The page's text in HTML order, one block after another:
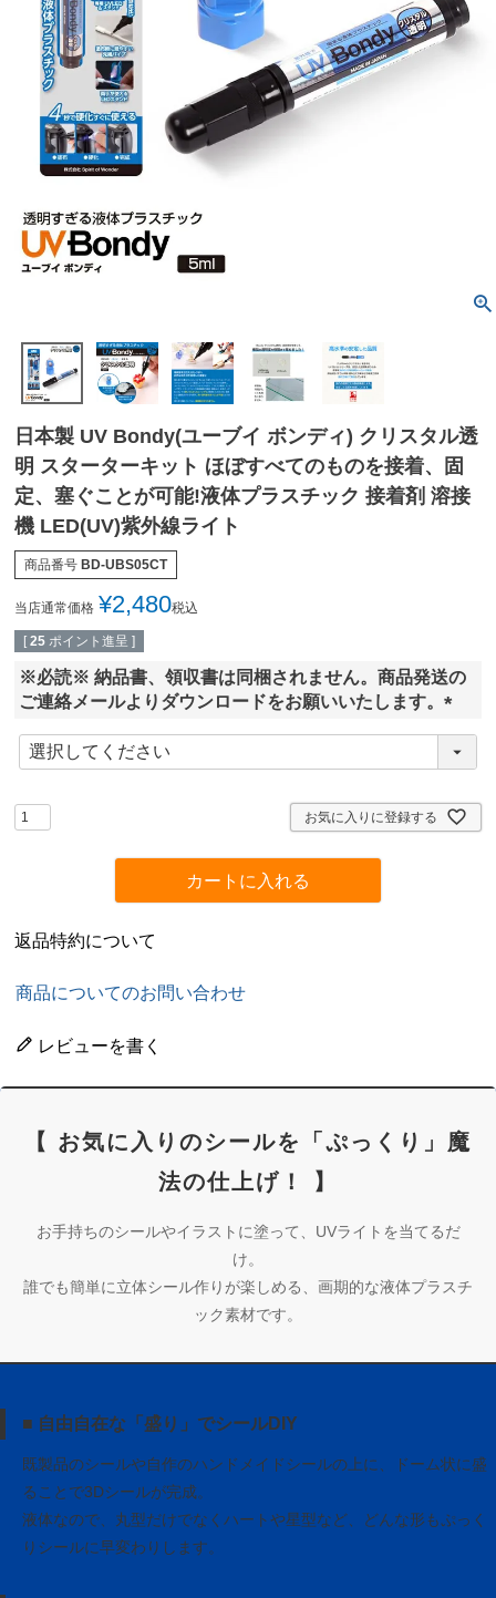
日本製 UV Bondy(ユーブイ ボンディ) クリスタル透
明 スターターキット ほぼすべてのものを接着、固
定、塞ぐことが可能!液体プラスチック 接着剤 溶接
機 LED(UV)紫外線ライト
商品番号 BD-UBS05CT
当店通常価格 ¥2,480税込
[ 25 ポイント進呈 ]
※必読※ 納品書、領収書は同梱されません。商品発送の
ご連絡メールよりダウンロードをお願いいたします。
(
必
)
お気に入りに登録する
カートに入れる
返品特約について
商品についてのお問い合わせ
レビューを書く
【 お気に入りのシールを「ぷっくり」魔
法の仕上げ！ 】
お手持ちのシールやイラストに塗って、UVライトを当てるだ
け。
誰でも簡単に立体シール作りが楽しめる、画期的な液体プラスチ
ック素材です。
■ 自由自在な「盛り」でシールDIY
既製品のシールや自作のハンドメイドシールの上に、ドーム状に盛
ることで3Dシールが完成。
液体なので、丸型だけでなくハートや星型など、どんな形もぷっく
りシールに早変わりします。